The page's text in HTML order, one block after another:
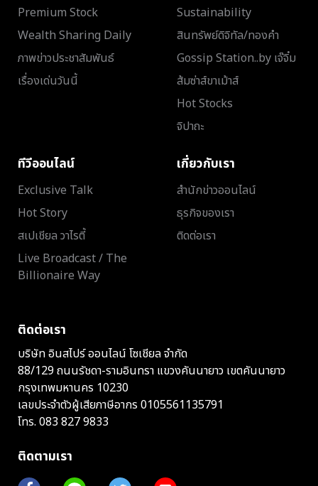
Premium Stock
Wealth Sharing Daily
ภาพข่าวประชาสัมพันธ์
เรื่องเด่นวันนี้
Sustainability
สินทรัพย์ดิจิทัล/ทองคำ
Gossip Station..by เจ๊จิ๋ม
ส้มซ่าส์ขาเม้าส์
Hot Stocks
จิปาถะ
ทีวีออนไลน์
Exclusive Talk
Hot Story
สเปเชียล วาไรตี้
Live Broadcast / The
Billionaire Way
เกี่ยวกับเรา
สำนักข่าวออนไลน์
ธุรกิจของเรา
ติดต่อเรา
ติดต่อเรา
บริษัท อินสไปร์ ออนไลน์ โซเชียล จำกัด
88/129 ถนนรัชดา-รามอินทรา แขวงคันนายาว เขตคันนายาว
กรุงเทพมหานคร 10230
เลขประจำตัวผู้เสียภาษีอากร 0105561135791
โทร. 083 827 9833
ติดตามเรา